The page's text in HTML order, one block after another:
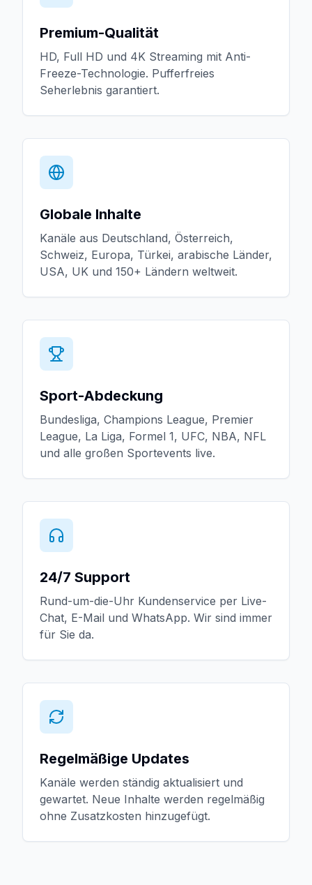
Premium-Qualität
HD, Full HD und 4K Streaming mit Anti-
Freeze-Technologie. Pufferfreies
Seherlebnis garantiert.
Globale Inhalte
Kanäle aus Deutschland, Österreich,
Schweiz, Europa, Türkei, arabische Länder,
USA, UK und 150+ Ländern weltweit.
Sport-Abdeckung
Bundesliga, Champions League, Premier
League, La Liga, Formel 1, UFC, NBA, NFL
und alle großen Sportevents live.
24/7 Support
Rund-um-die-Uhr Kundenservice per Live-
Chat, E-Mail und WhatsApp. Wir sind immer
für Sie da.
Regelmäßige Updates
Kanäle werden ständig aktualisiert und
gewartet. Neue Inhalte werden regelmäßig
ohne Zusatzkosten hinzugefügt.